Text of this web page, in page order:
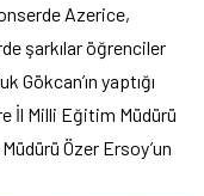
Azerice,
şarkılar öğrenciler
yaptığı
İl Milli Eğitim Müdürü
Özer Ersoy’un